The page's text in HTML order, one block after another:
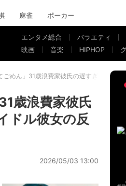
麻雀 ポーカー
エンタメ総合 バラエティ
映画
音楽 HIPHOP
ごめん」31歳浪費家彼氏の遅すぎる本音
歳浪費家彼氏
ドル彼女の反
2026/05/03 13:00